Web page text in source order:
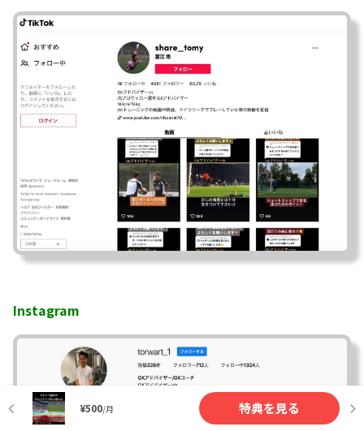
¥500/月 特典を見る
Instagram